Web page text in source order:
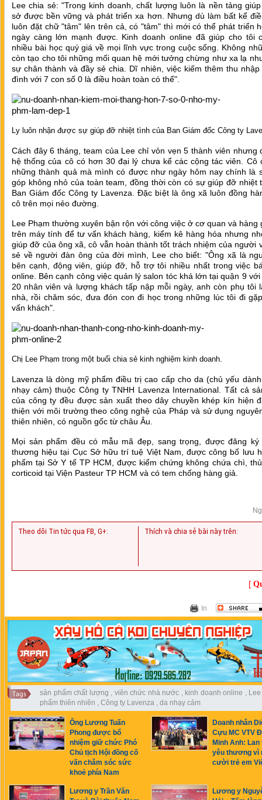
Lee chia sẻ: "Trong kinh doanh, chất lượng luôn là nền tảng
sở được bền vững và phát triển xa hơn. Nhưng dù làm bất kể
luôn đặt chữ "tâm" lên trên cả, có "tâm" thì mới có thể phát triển
ngày càng lớn mạnh được. Kinh doanh online đã giúp cho tôi
nhiều bài học quý giá về mọi lĩnh vực trong cuộc sống. Không
còn tạo cho tôi những mối quan hệ mới tưởng chừng như xa lạ
sự chân thành và đầy sẻ chia. Dĩ nhiên, việc kiếm thêm thu nhập
đình với 7 con số 0 là điều hoàn toàn có thể".
Ly luôn nhận được sự giúp đỡ nhiệt tình của Ban Giám đốc Công ty
Cách đây 6 tháng, team của Lee chỉ vỏn vẹn 5 thành viên nhưng
hệ thống của cô có hơn 30 đại lý chưa kể các cộng tác viên. Cô
những thành quả mà mình có được như ngày hôm nay chính là
góp không nhỏ của toàn team, đồng thời còn có sự giúp đỡ nhiệt
Ban Giám đốc Công ty Lavenza. Đặc biệt là ông xã luôn đồng
cô trên mọi nẻo đường.
Lee Phạm thường xuyên bận rộn với công việc ở cơ quan và hàng
trên máy tính để tư vấn khách hàng, kiểm kê hàng hóa nhưng
giúp đỡ của ông xã, cô vẫn hoàn thành tốt trách nhiệm của người
sẻ về người đàn ông của đời mình, Lee cho biết: "Ông xã là
bên cạnh, động viên, giúp đỡ, hỗ trợ tôi nhiều nhất trong việc
online. Bên cạnh công việc quản lý salon tóc khá lớn tại quận 9
20 nhân viên và lượng khách tấp nập mỗi ngày, anh còn phụ tôi
nhà, rồi chăm sóc, đưa đón con đi học trong những lúc tôi đi
vấn khách".
Chị Lee Phạm trong một buổi chia sẻ kinh nghiệm kinh doanh.
Lavenza là dòng mỹ phẩm điều trị cao cấp cho da (chủ yếu
nhạy cảm) thuộc Công ty TNHH Lavenza International. Tất cả
của công ty đều được sản xuất theo dây chuyền khép kín hiện
thiện với môi trường theo công nghệ của Pháp và sử dụng
thiên nhiên, có nguồn gốc từ châu Âu.
Mọi sản phẩm đều có mẫu mã đẹp, sang trọng, được đăng ký
thương hiệu tại Cục Sở hữu trí tuệ Việt Nam, được công bố lưu
phẩm tại Sở Y tế TP HCM, được kiểm chứng không chứa chì,
corticoid tại Viện Pasteur TP HCM và có tem chống hàng giả.
Theo dõi Tin tức qua FB, G+: Thích và chia sẻ bài này trên:
[
In
sản phẩm chất lượng , viên chức nhà nước , kinh doanh online ,
phẩm thiên nhiên , Công ty Lavenza , da nhạy cảm
Ông Lương Tuấn
Phong được bổ
nhiệm giữ chức Phó
Chủ tịch Hội đồng cố
vấn chăm sóc sức
khoẻ phía Nam
Doanh nhân
Cựu MC VTV
Minh Anh: Lan
yêu thương vì
cười trẻ em
Lương y Trần Văn
Lương y